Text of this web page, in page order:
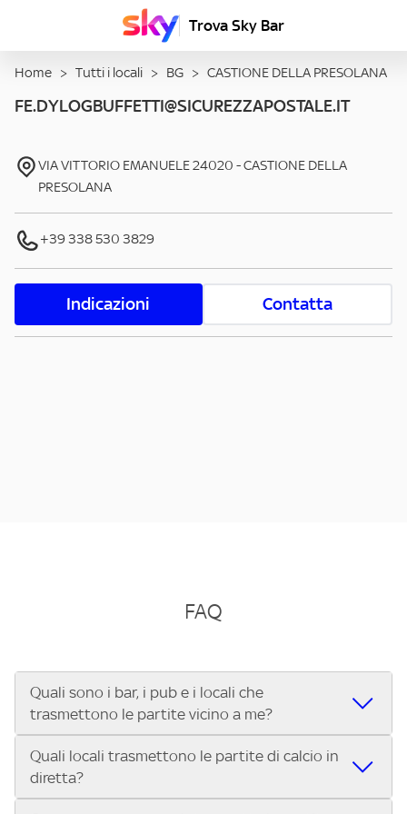
Trova Sky Bar
Home > Tutti i locali > BG > CASTIONE DELLA PRESOLANA
FE.DYLOGBUFFETTI@SICUREZZAPOSTALE.IT
VIA VITTORIO EMANUELE24020 -CASTIONE DELLA
PRESOLANA
+39 338 530 3829
Indicazioni Contatta
FAQ
Quali sono i bar, i pub e i locali che
trasmettono le partite vicino a me?
Se cerchi un bar, pub, ristorante o locale vicino a te per
vedere le partite di Serie A ENILIVE, la Serie C Sky Wifi, la
UEFA Champions League, la UEFA Europa League, la UEFA
Quali locali trasmettono le partite di calcio in
diretta?